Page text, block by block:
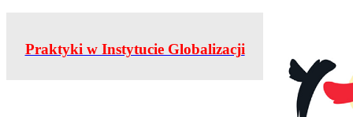
Praktyki w Instytucie Globalizacji